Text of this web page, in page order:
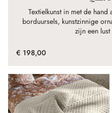
Textielkunst in met de
borduursels, kunstzinnige
zijn een
€ 198,00